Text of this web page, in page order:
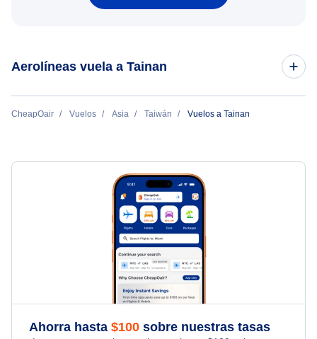
Aerolíneas vuela a Tainan
Jatayu Airlines
CheapOair Vuelos Asia Taiwán Vuelos a Tainan
Ahorra hasta $100 sobre nuestras tasas